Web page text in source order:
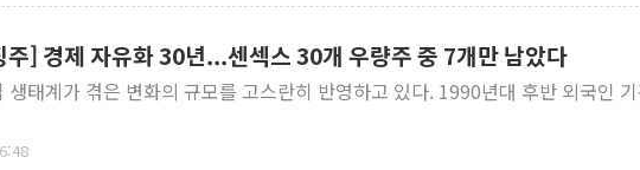
개혁신당 "민주, '盧 수사'
CJ온스타일, 2분기 영업
주] 경제 자유화 30년...센섹스 30개 우량주 중 7개만 남았다
가 겪은 변화의 규모를 고스란히 반영하고 있다. 1990년대 후반 외국인 기관 투